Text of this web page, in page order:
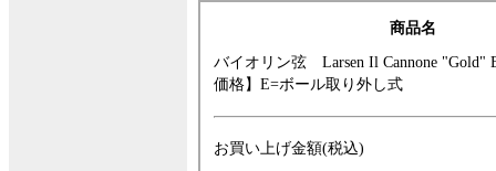
商品名
バイオリン弦 Larsen Il Cannone "Gold"
価格】E=ボール取 り外し式
お買い上げ金額(税込)